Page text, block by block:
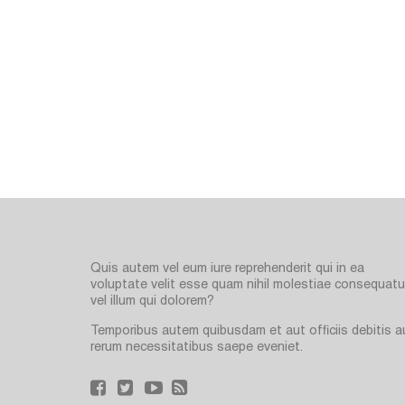
Quis autem vel eum iure reprehenderit qui in ea
voluptate velit esse quam nihil molestiae
vel illum qui dolorem?
Temporibus autem quibusdam et aut officiis debitis
rerum necessitatibus saepe eveniet.